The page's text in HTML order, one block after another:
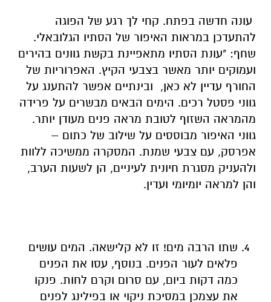
עונה חדשה בפתח. קחי לך רגע של הפוגה
להתעדכן במראות האיפור של הסתיו הגלובאלי.
שחף: "עונת הסתיו מתאפיינת בקשת גוונים בהירים
ועמוקים יותר מאשר בצבעי הקיץ. האפרוריות של
החורף עדיין לא כאן, ובינתיים אפשר להתענג על
גווני פסטל רכים. הימים הבאים מבשרים על פרידה
מהמראה השזוף לטובת מראה פנים מעודן יותר.
גווני האיפור מבוססים על שילוב של כתום –
אפרסק, עם צבעי שמנת. המסקרה ממשיכה ללוות
ולהעניק מסגרת חיונית לעיניים, הן לשעות הערב,
והן למראה יומיומי ועדין.
שתו הרבה מים! זו לא קלישאה. המים עושים
פלאים לעור הפנים. בנוסף, עסו את הפנים
כמה דקות ביום, עם סרום וקרם לחות. פנקו
את עצמכן במסיכת ניקוי או בפילינג לפנים